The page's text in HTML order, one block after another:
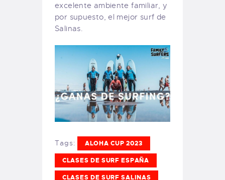
excelente ambiente familiar, y
por supuesto, el mejor surf de
Salinas.
Tags: ALOHA CUP 2023
CLASES DE SURF ESPAÑA
CLASES DE SURF SALINAS